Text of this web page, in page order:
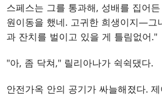
스페스는 그를 통과해, 성배를 집어
원이동을 했네. 고귀한 희생이지—그
과 잔치를 벌이고 있을 게 틀림없어."
"아, 좀 닥쳐," 릴리아나가 쉭쉭댔다.
안전가옥 안의 공기가 싸늘해졌다.